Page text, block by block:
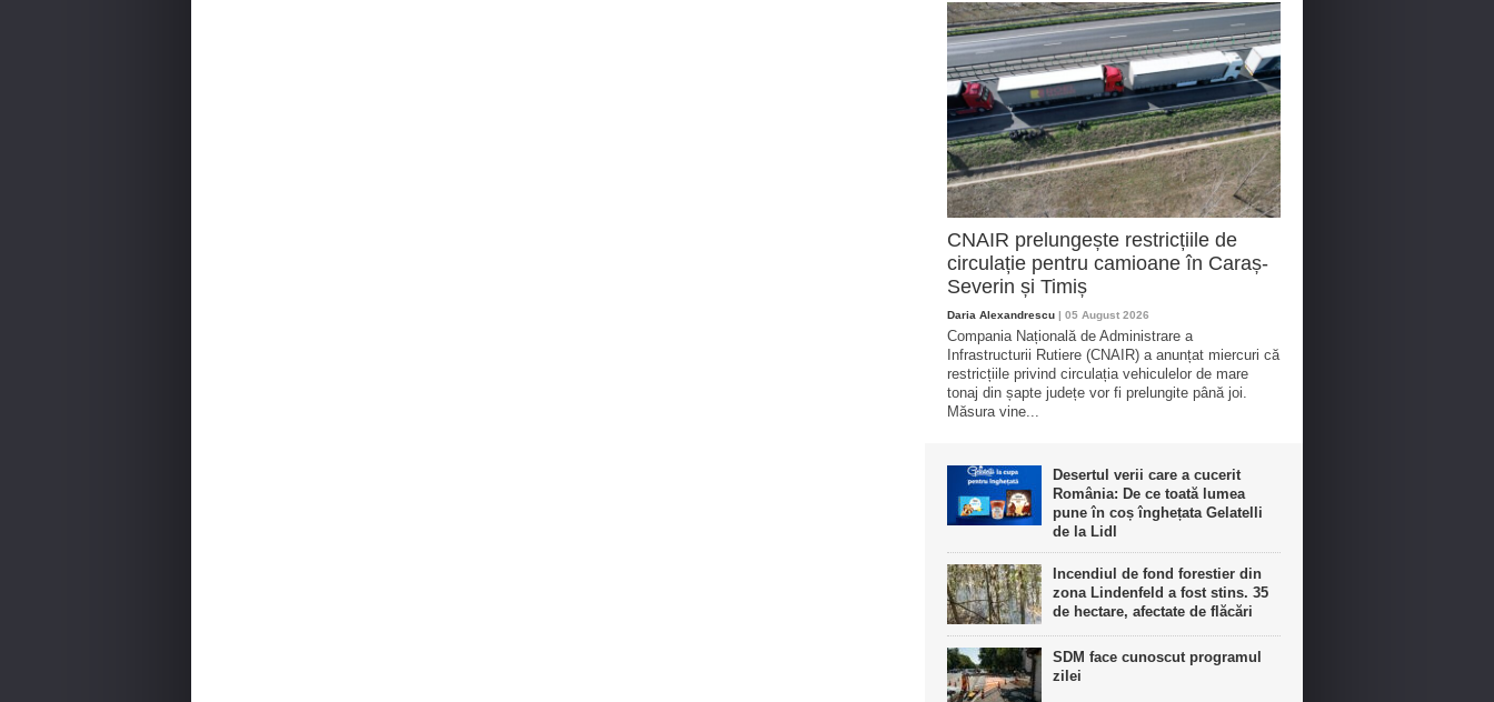
CNAIR prelungește restricțiile de
circulație pentru camioane în Caraș-
Severin și Timiș
Daria Alexandrescu | 05 August 2026
Compania Națională de Administrare a
Infrastructurii Rutiere (CNAIR) a anunțat miercuri că
restricțiile privind circulația vehiculelor de mare
tonaj din șapte județe vor fi prelungite până joi.
Măsura vine...
Desertul verii care a cucerit
România: De ce toată lumea
pune în coș înghețata Gelatelli
de la Lidl
Incendiul de fond forestier din
zona Lindenfeld a fost stins. 35
de hectare, afectate de flăcări
SDM face cunoscut programul
zilei